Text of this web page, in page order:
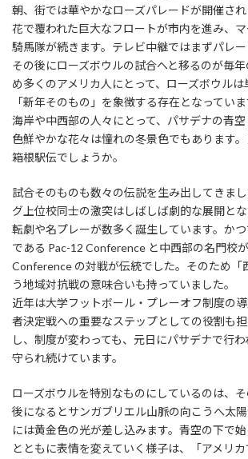
朝、街では華やかなローズパレードが開催さ
花で覆われた巨大なフロートが市内を進み、
騎馬隊が続きます。テレビ中継ではまずパレー
その後にローズボウルの試合へと移るのが毎
め多くのアメリカ人にとって、ローズボウルは
「新年そのもの」を象徴する存在となってい
海岸や中西部の人々にとって、パサデナの青
色鮮やかな花々は憧れの冬景色でもあります。
箱根駅伝でしょうか。
試合そのものも数々の伝説を生み出してきま
グ上位校同士の激突はしばしば劇的な展開と
転劇や名プレーが数多く誕生しています。か
である Pac-12 Conference と中西部の名門校
Conference の対戦が伝統でした。そのため「
う地域対抗戦の意味合いも持っていました。
近年は大学フットボール・プレーオフ制度の
者決定戦への重要なステップとしての役割も
し、制度が変わっても、元日にパサデナで行
守られ続けています。
ローズボウルを特別なものにしているのは、
後になるとサンガブリエル山脈の向こうへ太
には黄金色の光が差し込みます。青空の下で
とともに表情を変えていく様子は、「アメリカ